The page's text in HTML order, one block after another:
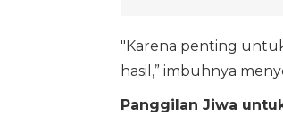
"Karena penting
hasil,” imbuhnya
Panggilan Jiwa